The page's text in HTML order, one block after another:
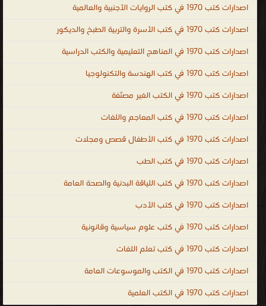
اصدارات كتب 1970 في كتب الروايات الأجنبية والعالمية
اصدارات كتب 1970 في كتب الأسرة والتربية الطبخ والديكور
اصدارات كتب 1970 في المناهج التعليمية والكتب الدراسية
اصدارات كتب 1970 في كتب الهندسة والتكنولوجيا
اصدارات كتب 1970 في الكتب الغير مصنّفة
اصدارات كتب 1970 في كتب المعاجم واللغات
اصدارات كتب 1970 في كتب الأطفال قصص ومجلات
اصدارات كتب 1970 في كتب الطب
اصدارات كتب 1970 في كتب اللياقة البدنية والصحة العامة
اصدارات كتب 1970 في كتب الأدب
اصدارات كتب 1970 في كتب علوم سياسية وقانونية
اصدارات كتب 1970 في كتب تعلم اللغات
اصدارات كتب 1970 في الكتب والموسوعات العامة
اصدارات كتب 1970 في الكتب العلمية